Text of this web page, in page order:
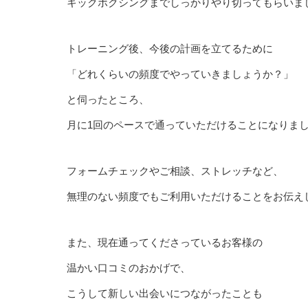
キックボクシングまでしっかりやり切ってもらいま
トレーニング後、今後の計画を立てるために
「どれくらいの頻度でやっていきましょうか？」
と伺ったところ、
月に1回のペースで通っていただけることになりま
フォームチェックやご相談、ストレッチなど、
無理のない頻度でもご利用いただけることをお伝え
また、現在通ってくださっているお客様の
温かい口コミのおかげで、
こうして新しい出会いにつながったことも